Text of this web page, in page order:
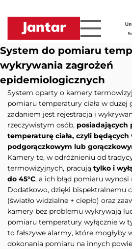
do
System do pomiaru
wykrywania zagrożeń
epidemiologicznych
System oparty o kamery
pomiaru temperatury ciała w dużej
zadaniem jest rejestracja i
rzeczywistym osób, posiadających
temperaturę ciała, czyli
podgorączkowym lub
Kamery te, w odróżnieniu od
termowizyjnych, pracują tylko i
do 45°C, a ich błąd pomiaru wynosi
Dodatkowo, dzięki bispektralnemu
(światło widzialne + ciepło) oraz
kamery bez problemu wykrywają
pomiaru temperatury wyłącznie w
to fałszywe alarmy, które mogłyby
dokonania pomiaru na innych